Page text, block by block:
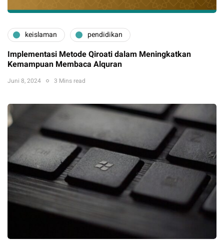
keislaman pendidikan
Implementasi Metode Qiroati dalam Meningkatkan
Kemampuan Membaca Alquran
Juni 8, 2024 3 Mins read